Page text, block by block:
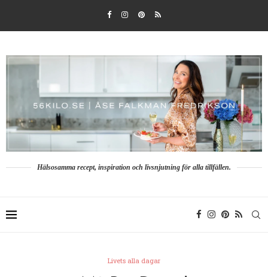
Hälsosamma recept, inspiration och livsnjutning för alla tillfällen.
Livets alla dagar